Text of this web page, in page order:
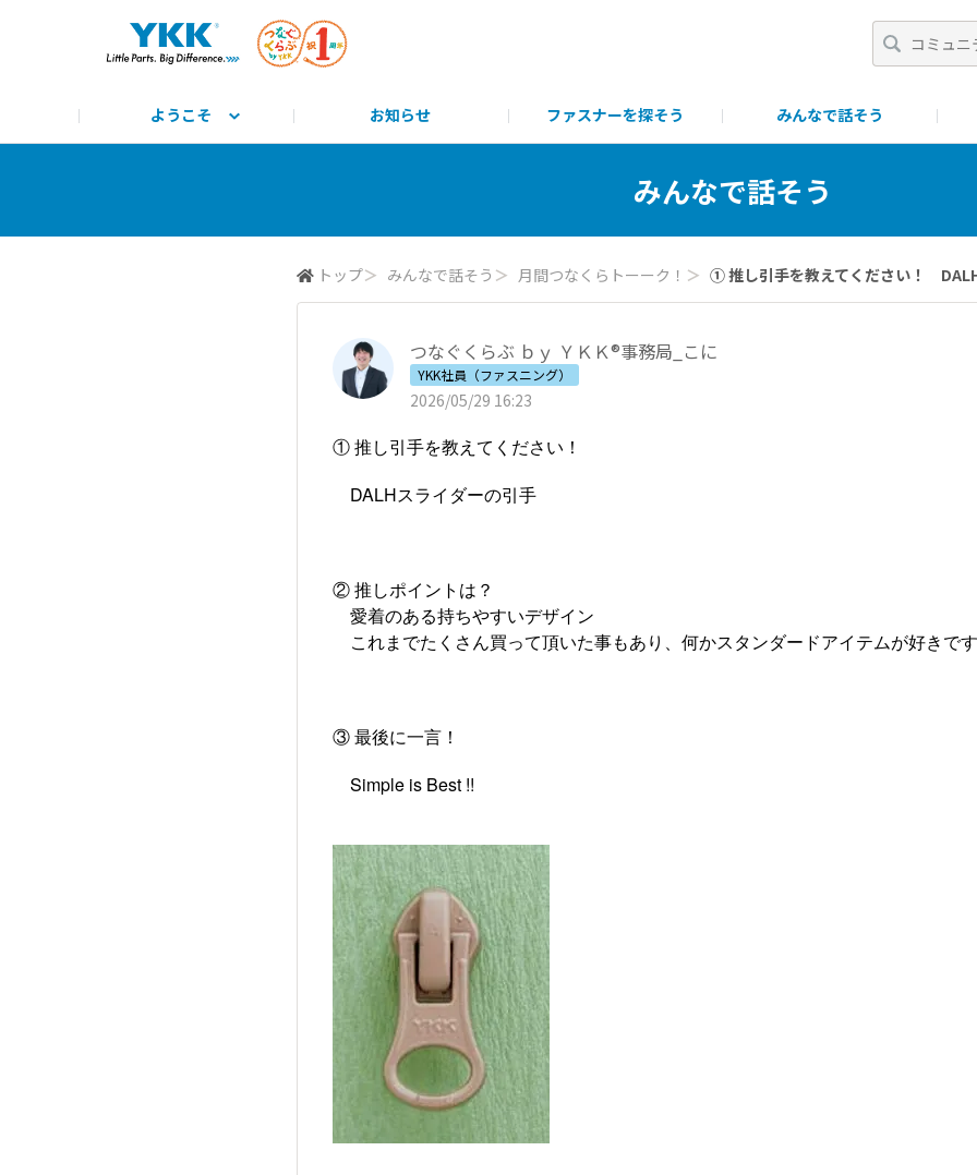
ようこそ お知らせ ファスナーを探そう みんなで話そう
みんなで話そう
トップ＞ みんなで話そう ＞ 月間つなくらトーーク！ ＞ ① 推し引手を教えてください！
つなぐくらぶ ｂｙ ＹＫＫ®事務局_こに
YKK社員（ファスニング）
2026/05/29 16:23
① 推し引手を教えてください！
DALHスライダーの引手
② 推しポイントは？
愛着のある持ちやすいデザイン
これまでたくさん買って頂いた事もあり、何かスタンダードアイテムが好きで
③ 最後に一言！
Simple is Best !!